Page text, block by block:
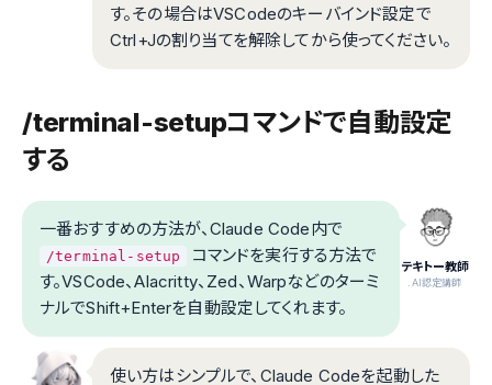
す。その場合はVSCodeのキーバインド設定で
Ctrl+Jの割り当てを解除してから使ってください。
/terminal-setupコマンドで自動設定
する
テキトー教師
.AI認定講師
一番おすすめの方法が、Claude Code内で
/terminal-setup
コマンドを実行する方法で
す。VSCode、Alacritty、Zed、Warpなどのターミ
ナルでShift+Enterを自動設定してくれます。
使い方はシンプルで、Claude Codeを起動した